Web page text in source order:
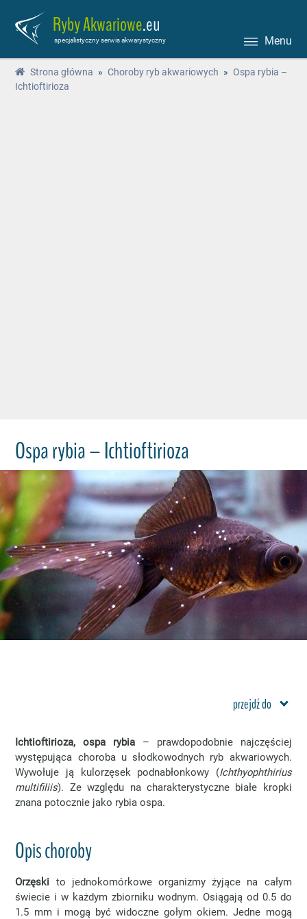
Ryby Akwariowe.eu
specjalistyczny serwis akwarystyczny Menu
Strona główna » Choroby ryb akwariowych » Ospa rybia –
Ichtioftirioza
Ospa rybia – Ichtioftirioza
przejdź do
Ichtioftirioza, ospa rybia – prawdopodobnie najczęściej
występująca choroba u słodkowodnych ryb akwariowych.
Wywołuje ją kulorzęsek podnabłonkowy (Ichthyophthirius
multifiliis). Ze względu na charakterystyczne białe kropki
znana potocznie jako rybia ospa.
Opis choroby
Orzęski to jednokomórkowe organizmy żyjące na całym
świecie i w każdym zbiorniku wodnym. Osiągają od 0.5 do
1.5 mm i mogą być widoczne gołym okiem. Jedne mogą